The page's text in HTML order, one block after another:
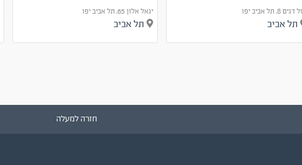
8, תל אביב יפו
תל אביב
יגאל אלון 65, תל אביב יפו
תל אביב
חזרה למעלה